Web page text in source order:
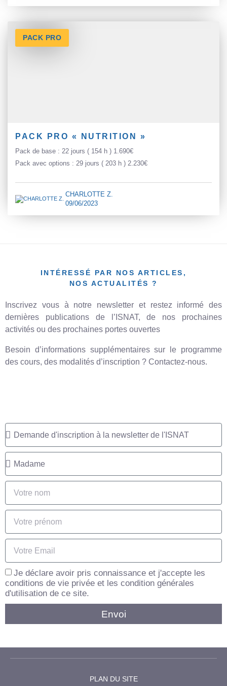
PACK PRO
PACK PRO « NUTRITION »
Pack de base : 22 jours ( 154 h ) 1.690€
Pack avec options : 29 jours ( 203 h ) 2.230€
CHARLOTTE Z.
09/06/2023
INTÉRESSÉ PAR NOS ARTICLES,
NOS ACTUALITÉS ?
Inscrivez vous à notre newsletter et restez informé des
dernières publications de l’ISNAT, de nos prochaines
activités ou des prochaines portes ouvertes
Besoin d’informations supplémentaires sur le programme
des cours, des modalités d’inscription ? Contactez-nous.
Je déclare avoir pris connaissance et j'accepte les
conditions de vie privée et les condition générales
d'utilisation de ce site.
Envoi
PLAN DU SITE